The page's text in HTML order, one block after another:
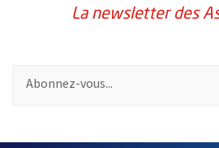
La newsletter des